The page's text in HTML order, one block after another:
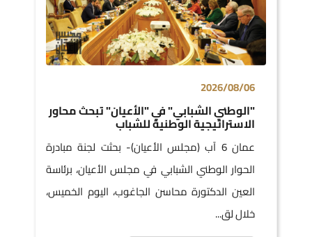
2026/08/06
"الوطني الشبابي" في "الأعيان" تبحث محاور
الاستراتيجية الوطنية للشباب
عمان 6 آب (مجلس الأعيان)- بحثت لجنة مبادرة
الحوار الوطني الشبابي في مجلس الأعيان، برئاسة
العين الدكتورة محاسن الجاغوب، اليوم الخميس،
خلال لق...